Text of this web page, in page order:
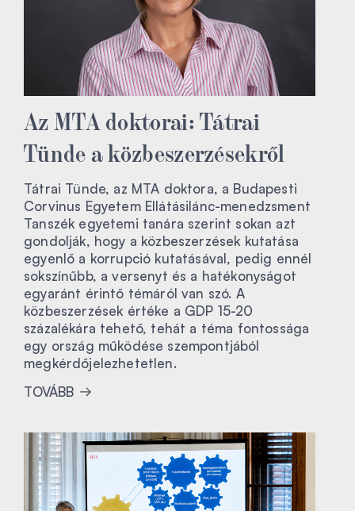
Az MTA doktorai: Tátrai
Tünde a közbeszerzésekről
Tátrai Tünde, az MTA doktora, a Budapesti
Corvinus Egyetem Ellátásilánc-menedzsment
Tanszék egyetemi tanára szerint sokan azt
gondolják, hogy a közbeszerzések kutatása
egyenlő a korrupció kutatásával, pedig ennél
sokszínűbb, a versenyt és a hatékonyságot
egyaránt érintő témáról van szó. A
közbeszerzések értéke a GDP 15-20
százalékára tehető, tehát a téma fontossága
egy ország működése szempontjából
megkérdőjelezhetetlen.
TOVÁBB